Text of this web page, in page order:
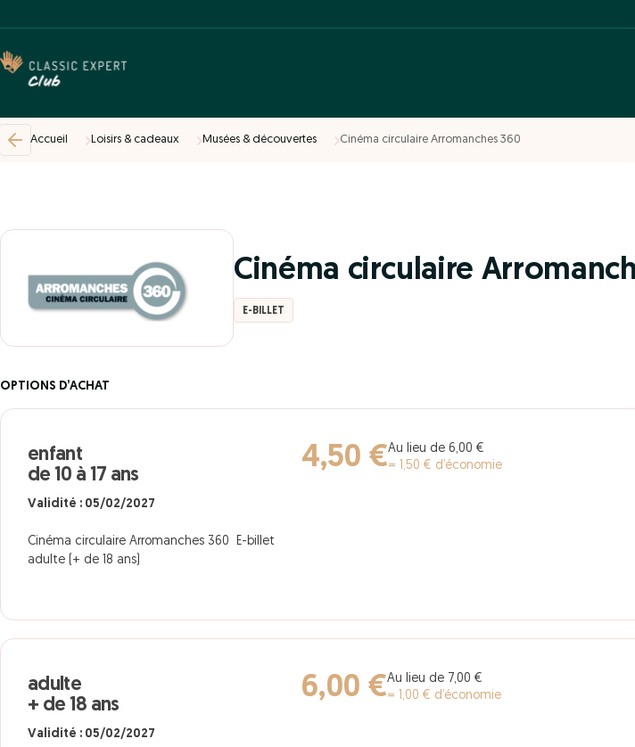
Accueil Loisirs & cadeaux Musées & découvertes Cinéma circulaire Arromanches 360
Cinéma circulaire
E-BILLET
OPTIONS D’ACHAT
enfant
de 10 à 17 ans
Validité : 05/02/2027
Cinéma circulaire Arromanches 360 E-billet
adulte (+ de 18 ans)
4,50 €Au lieu de 6,00 €
= 1,50 € d’économie
adulte
+ de 18 ans
Validité : 05/02/2027
6,00 €Au lieu de 7,00 €
= 1,00 € d’économie